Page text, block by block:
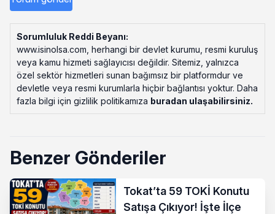
Sorumluluk Reddi Beyanı:
www.isinolsa.com, herhangi bir devlet kurumu, resmi kuruluş
veya kamu hizmeti sağlayıcısı değildir. Sitemiz, yalnızca
özel sektör hizmetleri sunan bağımsız bir platformdur ve
devletle veya resmi kurumlarla hiçbir bağlantısı yoktur. Daha
fazla bilgi için gizlilik politikamıza buradan ulaşabilirsiniz.
Benzer Gönderiler
Tokat’ta 59 TOKİ Konutu
Satışa Çıkıyor! İşte İlçe